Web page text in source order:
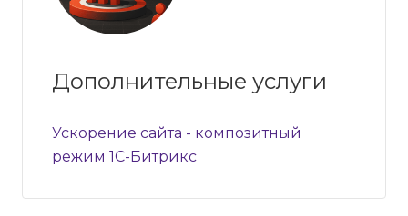
Дополнительные услуги
Ускорение сайта - композитный
режим 1С-Битрикс